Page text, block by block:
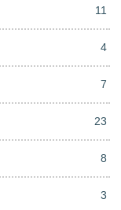
11
4
7
23
8
3